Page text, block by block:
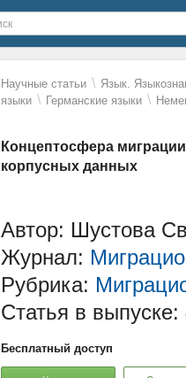
Научные статьи \ Язык.
языки \ Германские языки \
Концептосфера
корпусных данных
Автор: Шустова
Журнал:
Рубрика:
Статья в выпуске:
Бесплатный доступ